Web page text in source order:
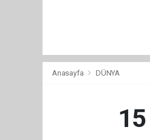
Anasayfa DÜNYA